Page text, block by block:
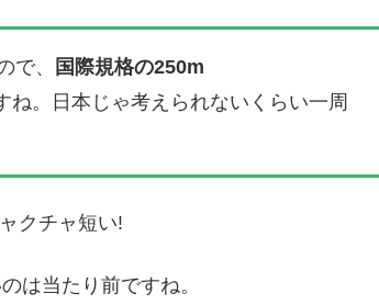
で、
国際規格の250m
ね。日本じゃ考えられないくらい一周
クチャ短い!
は当たり前ですね。